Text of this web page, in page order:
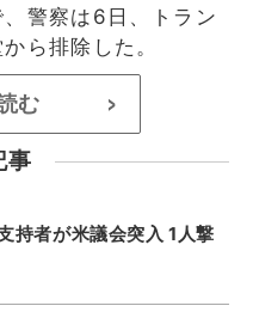
警察は6日、トラン
ら排除した。
む >
事
持者が米議会突入 1人撃